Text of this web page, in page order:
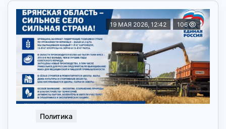
19 МАЯ 2026, 12:42 106
Политика